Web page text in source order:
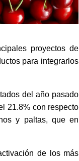
proyectos de
para integrarlos
del año pasado
21.8% con respecto
y paltas, que en
de los más